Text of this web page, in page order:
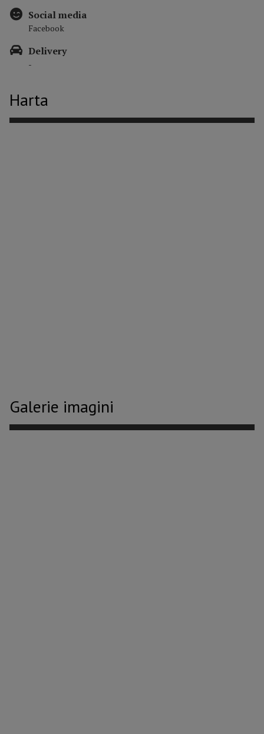
Social media
Facebook
Delivery
-
Harta
Galerie imagini